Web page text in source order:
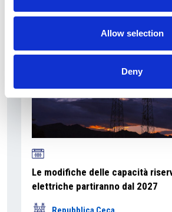
Allow selection
Deny
Le modifiche delle capacità
elettriche partiranno dal 2027